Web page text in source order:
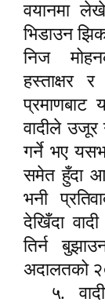
वयानमा
भिडाउन
निज
हस्ताक्षर
प्रमाणबाट
वादीले उजूर
गर्ने भए
समेत हुँदा
भनी
देखिँदा
तिर्न
अदालतको
५.